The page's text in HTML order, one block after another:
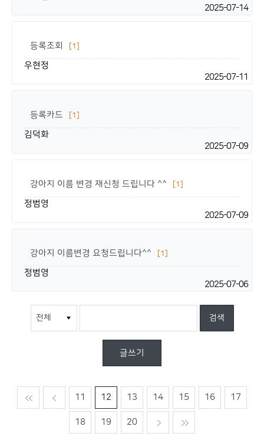
2025-07-14
등록조회 [1]
우현정
2025-07-11
등록카드 [1]
김덕화
2025-07-09
강아지 이름 변경 재신청 드립니다 ^^ [1]
정범영
2025-07-09
강아지 이름변경 요청드립니다^^ [1]
정범영
2025-07-06
글쓰기
맨처음 이전
11 12 13 14 15 16 17
18 19 20 다음